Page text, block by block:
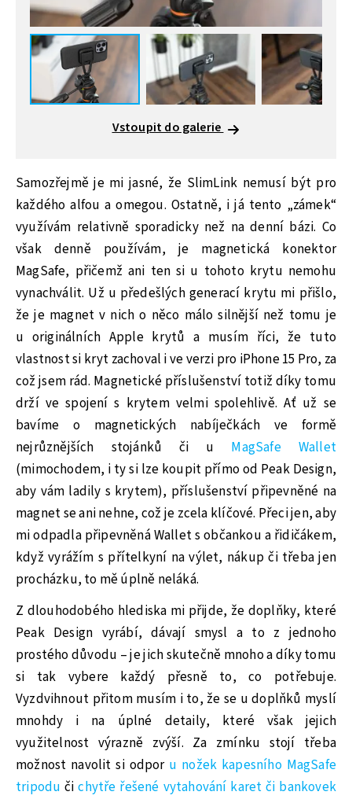
Vstoupit do galerie
Samozřejmě je mi jasné, že SlimLink nemusí být pro
každého alfou a omegou. Ostatně, i já tento „zámek“
využívám relativně sporadicky než na denní bázi. Co
však denně používám, je magnetická konektor
MagSafe, přičemž ani ten si u tohoto krytu nemohu
vynachválit. Už u předešlých generací krytu mi přišlo,
že je magnet v nich o něco málo silnější než tomu je
u originálních Apple krytů a musím říci, že tuto
vlastnost si kryt zachoval i ve verzi pro iPhone 15 Pro, za
což jsem rád. Magnetické příslušenství totiž díky tomu
drží ve spojení s krytem velmi spolehlivě. Ať už se
bavíme o magnetických nabíječkách ve formě
nejrůznějších stojánků či u MagSafe Wallet
(mimochodem, i ty si lze koupit přímo od Peak Design,
aby vám ladily s krytem), příslušenství připevněné na
magnet se ani nehne, což je zcela klíčové. Přeci jen, aby
mi odpadla připevněná Wallet s občankou a řidičákem,
když vyrážím s přítelkyní na výlet, nákup či třeba jen
procházku, to mě úplně neláká.
Z dlouhodobého hlediska mi přijde, že doplňky, které
Peak Design vyrábí, dávají smysl a to z jednoho
prostého důvodu – je jich skutečně mnoho a díky tomu
si tak vybere každý přesně to, co potřebuje.
Vyzdvihnout přitom musím i to, že se u doplňků myslí
mnohdy i na úplné detaily, které však jejich
využitelnost výrazně zvýší. Za zmínku stojí třeba
možnost navolit si odpor u nožek kapesního MagSafe
tripodu čichytře řešené vytahování karet či bankovek